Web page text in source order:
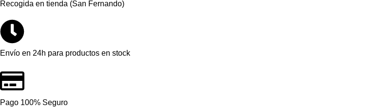
Recogida en tienda (San Fernando)
Envío en 24h para productos en stock
Pago 100% Seguro